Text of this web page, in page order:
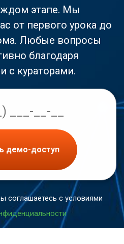
этапе. Мы
от первого урока до
Любые вопросы
благодаря
с кураторами.
демо-доступ
соглашаетесь с условиями